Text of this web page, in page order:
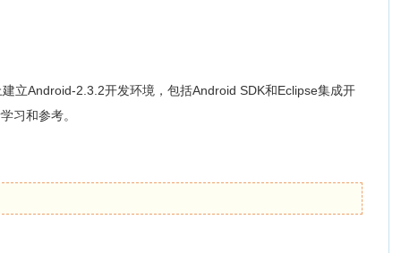
立Android-2.3.2开发环境，包括Android SDK和Eclipse集成开
习和参考。